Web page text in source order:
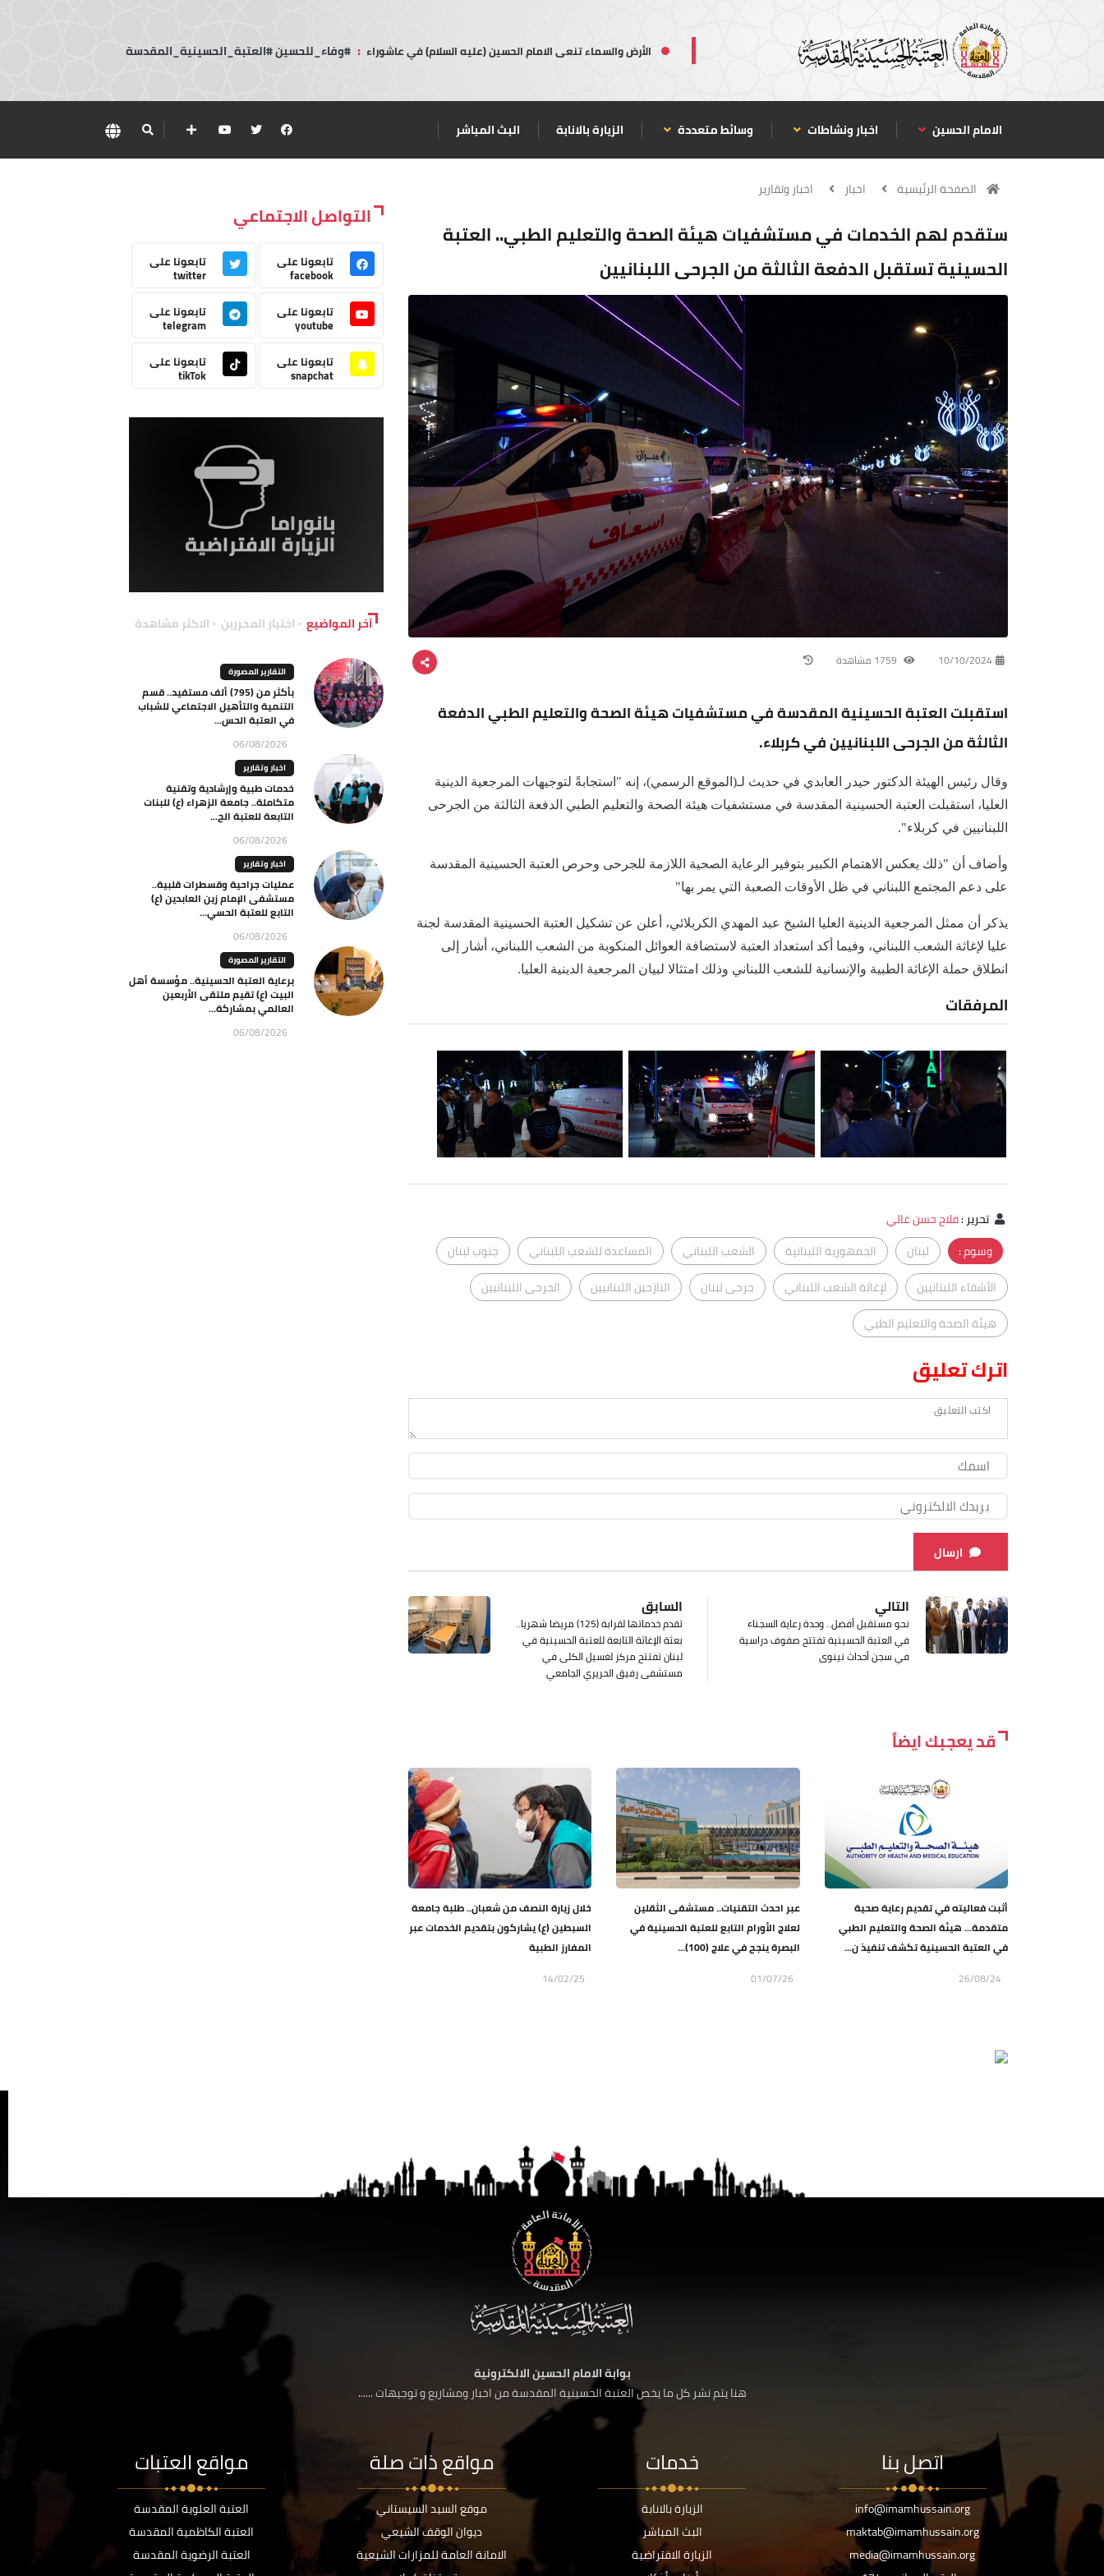
الأرض والسماء تنعى الامام الحسين (عليه السلام) في عاشوراء : #وفاء_للحسين #العتبة_الحسينية_المقدسة
الامام الحسين اخبار ونشاطات وسائط متعددة الزيارة بالانابة البث المباشر
الصفحة الرئيسية اخبار اخبار وتقارير
ستقدم لهم الخدمات في مستشفيات هيئة الصحة والتعليم الطبي.. العتبة
الحسينية تستقبل الدفعة الثالثة من الجرحى اللبنانيين
10/10/2024
استقبلت العتبة الحسينية المقدسة في مستشفيات هيئة الصحة والتعليم الطبي الدفعة
الثالثة من الجرحى اللبنانيين في كربلاء.
وقال رئيس الهيئة الدكتور حيدر العابدي في حديث لـ(الموقع الرسمي)، إنه "استجابةً لتوجيهات المرجعية الدينية
العليا، استقبلت العتبة الحسينية المقدسة في مستشفيات هيئة الصحة والتعليم الطبي الدفعة الثالثة من الجرحى
اللبنانيين في كربلاء".
وأضاف أن "ذلك يعكس الاهتمام الكبير بتوفير الرعاية الصحية اللازمة للجرحى وحرص العتبة الحسينية المقدسة
على دعم المجتمع اللبناني في ظل الأوقات الصعبة التي يمر بها"
يذكر أن ممثل المرجعية الدينية العليا الشيخ عبد المهدي الكربلائي، أعلن عن تشكيل العتبة الحسينية المقدسة لجنة
عليا لإغاثة الشعب اللبناني، وفيما أكد استعداد العتبة لاستضافة العوائل المنكوبة من الشعب اللبناني، أشار إلى
انطلاق حملة الإغاثة الطبية والإنسانية للشعب اللبناني وذلك امتثالا لبيان المرجعية الدينية العليا.
المرفقات
تحرير:فلاح حسن غالي
وسوم :
لبنان الجمهورية اللبنانية الشعب اللبناني المساعدة للشعب اللبناني
جنوب لبنان
الأشقاء اللبنانيين
لإغاثة الشعب اللبناني جرحى لبنان النازحين اللبنانيين
الجرحى اللبنانيين
هيئة الصحة والتعليم الطبي
اترك تعليق
ارسال
السابق
تقدم خدماتها لقرابة (125) مريضا شهريا..
بعثة الإغاثة التابعة للعتبة الحسينية في
لبنان تفتتح مركز لغسيل الكلى في
مستشفى رفيق الحريري الجامعي
التالي
نحو مستقبل أفضل.. وحدة رعاية السجناء
في العتبة الحسينية تفتتح صفوف دراسية
في سجن أحداث نينوى
قد يعجبك ايضاً
أثبت فعاليته في تقديم رعاية صحية
متقدمة... هيئة الصحة والتعليم الطبي
في العتبة الحسينية تكشف تنفيذ ن...
26/08/24
عبر احدث التقنيات.. مستشفى الثقلين
لعلاج الأورام التابع للعتبة الحسينية في
البصرة ينجح في علاج (100)...
01/07/26
خلال زيارة النصف من شعبان.. طلبة جامعة
السبطين (ع) يشاركون بتقديم الخدمات عبر
المفارز الطبية
14/02/25
التواصل الاجتماعي
تابعونا على
facebook
تابعونا على
twitter
تابعونا على
youtube
تابعونا على
telegram
تابعونا على
snapchat
تابعونا على
tikTok
آخر المواضيع اختيار المحررين الاكثر مشاهدة
التقارير المصورة
بأكثر من (795) ألف مستفيد.. قسم
التنمية والتأهيل الاجتماعي للشباب
في العتبة الحس...
06/08/2026
اخبار وتقارير
خدمات طبية وإرشادية وتقنية
متكاملة.. جامعة الزهراء (ع) للبنات
التابعة للعتبة الح...
06/08/2026
اخبار وتقارير
عمليات جراحية وقسطرات قلبية..
مستشفى الإمام زين العابدين (ع)
التابع للعتبة الحسي...
06/08/2026
التقارير المصورة
برعاية العتبة الحسينية.. مؤسسة أهل
البيت (ع) تقيم ملتقى الأربعين
العالمي بمشاركة...
06/08/2026
بوابة الامام الحسين الالكترونية
هنا يتم نشر كل ما يخص العتبة الحسينية المقدسة من اخبار ومشاريع و توجيهات ......
اتصل بنا
info@imamhussain.org
maktab@imamhussain.org
media@imamhussain.org
خدمات
الزيارة بالانابة
البث المباشر
الزيارة الافتراضية
مواقع ذات صلة
موقع السيد السيستاني
ديوان الوقف الشيعي
الامانة العامة للمزارات الشيعية
مواقع العتبات
العتبة العلوية المقدسة
العتبة الكاظمية المقدسة
العتبة الرضوية المقدسة